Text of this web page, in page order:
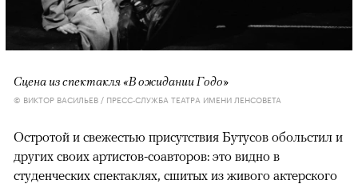
Сцена из спектакля «В ожидании Годо»
© ВИКТОР ВАСИЛЬЕВ / ПРЕСС-СЛУЖБА ТЕАТРА ИМЕНИ ЛЕНСОВЕТА
Остротой и свежестью присутствия Бутусов обольстил и
других своих артистов-соавторов: это видно в
студенческих спектаклях, сшитых из живого актерского